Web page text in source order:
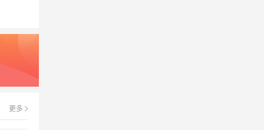
更多